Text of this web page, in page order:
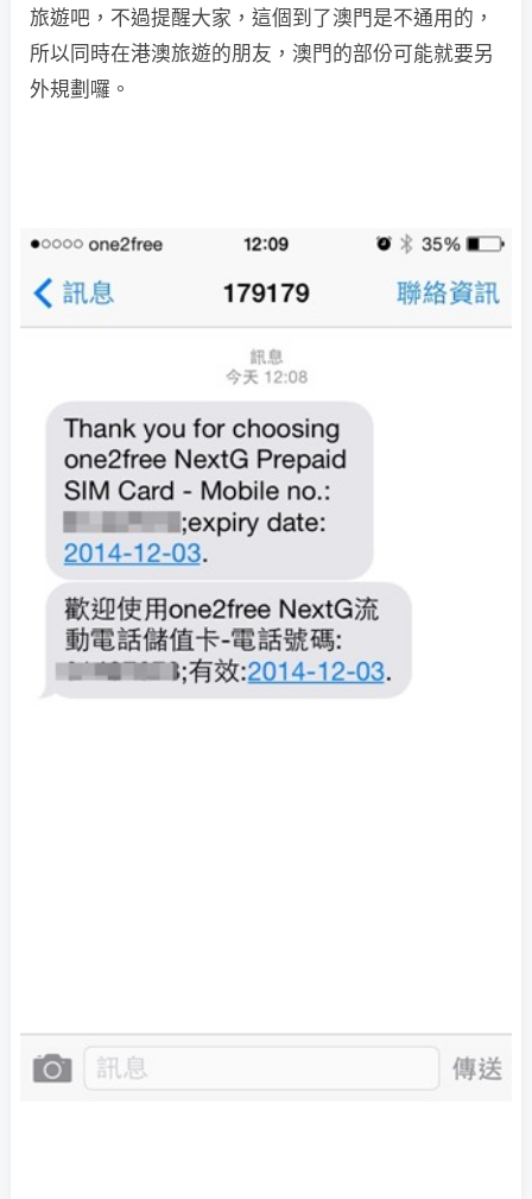
旅遊吧，不過提醒大家，這個到了澳門是不通用的，
所以同時在港澳旅遊的朋友，澳門的部份可能就要另
外規劃囉。